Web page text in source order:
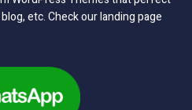
etc. Check our landing page